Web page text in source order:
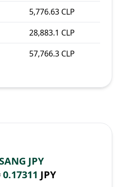
5,776.63 CLP
28,883.1 CLP
57,766.3 CLP
JPY
0.17311 JPY